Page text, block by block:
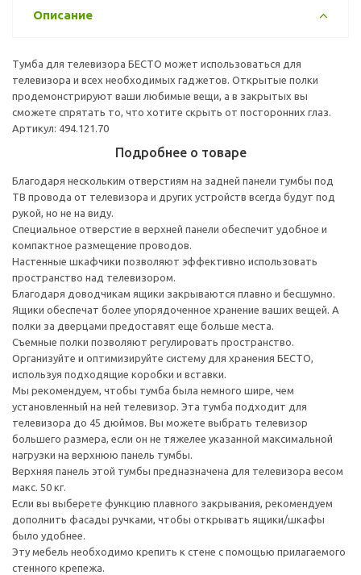
Описание
Тумба для телевизора БЕСТО может использоваться для
телевизора и всех необходимых гаджетов. Открытые полки
продемонстрируют ваши любимые вещи, а в закрытых вы
сможете спрятать то, что хотите скрыть от посторонних глаз.
Артикул: 494.121.70
Подробнее о товаре
Благодаря нескольким отверстиям на задней панели тумбы под
ТВ провода от телевизора и других устройств всегда будут под
рукой, но не на виду.
Специальное отверстие в верхней панели обеспечит удобное и
компактное размещение проводов.
Настенные шкафчики позволяют эффективно использовать
пространство над телевизором.
Благодаря доводчикам ящики закрываются плавно и бесшумно.
Ящики обеспечат более упорядоченное хранение ваших вещей. А
полки за дверцами предоставят еще больше места.
Съемные полки позволяют регулировать пространство.
Организуйте и оптимизируйте систему для хранения БЕСТО,
используя подходящие коробки и вставки.
Мы рекомендуем, чтобы тумба была немного шире, чем
установленный на ней телевизор. Эта тумба подходит для
телевизора до 45 дюймов. Вы можете выбрать телевизор
большего размера, если он не тяжелее указанной максимальной
нагрузки на верхнюю панель тумбы.
Верхняя панель этой тумбы предназначена для телевизора весом
макс. 50 кг.
Если вы выберете функцию плавного закрывания, рекомендуем
дополнить фасады ручками, чтобы открывать ящики/шкафы
было удобнее.
Эту мебель необходимо крепить к стене с помощью прилагаемого
стенного крепежа.